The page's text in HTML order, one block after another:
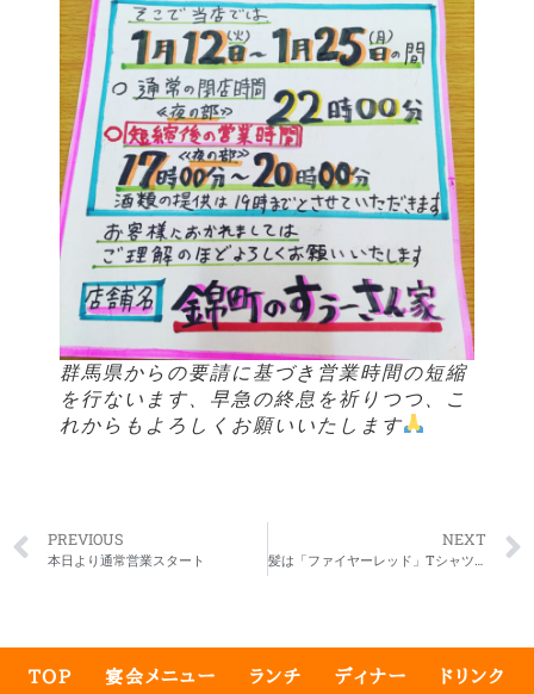
群馬県からの要請に基づき営業時間の短縮
を行ないます、早急の終息を祈りつつ、こ
れからもよろしくお願いいたします
PREVIOUS
本日より通常営業スタート
NEXT
TOP 宴会メニュー ランチ ディナー
ドリンク